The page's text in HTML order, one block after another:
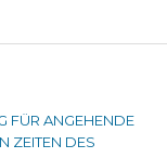
FÜR ANGEHENDE
ZEITEN DES